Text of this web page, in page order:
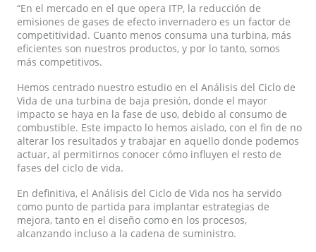
“En el mercado en el que opera ITP, la reducción de
emisiones de gases de efecto invernadero es un factor de
competitividad. Cuanto menos consuma una turbina, más
eficientes son nuestros productos, y por lo tanto, somos
más competitivos.
Hemos centrado nuestro estudio en el Análisis del Ciclo de
Vida de una turbina de baja presión, donde el mayor
impacto se haya en la fase de uso, debido al consumo de
combustible. Este impacto lo hemos aislado, con el fin de no
alterar los resultados y trabajar en aquello donde podemos
actuar, al permitirnos conocer cómo influyen el resto de
fases del ciclo de vida.
En definitiva, el Análisis del Ciclo de Vida nos ha servido
como punto de partida para implantar estrategias de
mejora, tanto en el diseño como en los procesos,
alcanzando incluso a la cadena de suministro.